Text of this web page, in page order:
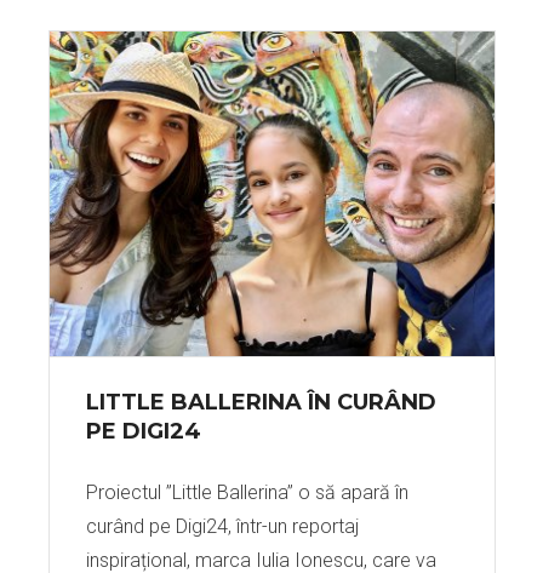
LITTLE BALLERINA ÎN CURÂND
PE DIGI24
Proiectul ”Little Ballerina” o să apară în
curând pe Digi24, într-un reportaj
inspirațional, marca Iulia Ionescu, care va